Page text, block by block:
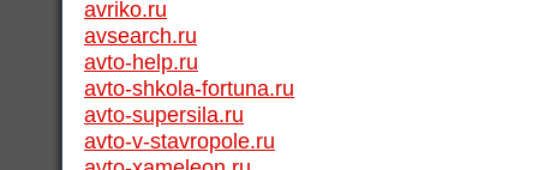
avriko.ru
avsearch.ru
avto-help.ru
avto-shkola-fortuna.ru
avto-supersila.ru
avto-v-stavropole.ru